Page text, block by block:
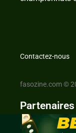
Contactez-nous
fasozine.com ©
Partenaires
IvoireZine.com